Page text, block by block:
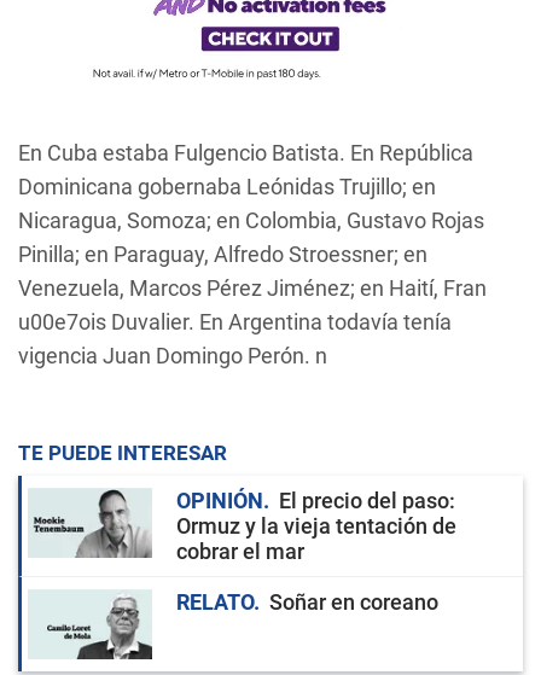
En Cuba estaba Fulgencio Batista. En República
Dominicana gobernaba Leónidas Trujillo; en
Nicaragua, Somoza; en Colombia, Gustavo Rojas
Pinilla; en Paraguay, Alfredo Stroessner; en
Venezuela, Marcos Pérez Jiménez; en Haití, Fran
u00e7ois Duvalier. En Argentina todavía tenía
vigencia Juan Domingo Perón. n
TE PUEDE INTERESAR
OPINIÓN
El precio del paso:
Ormuz y la vieja tentación de
cobrar el mar
RELATO
Soñar en coreano